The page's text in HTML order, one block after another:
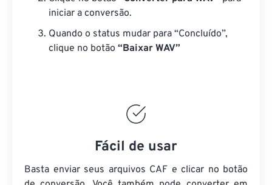
iniciar a conversão.
Quando o status mudar para “Concluído”,
clique no botão “Baixar WAV”
Fácil de usar
Basta enviar seus arquivos CAF e clicar no botão